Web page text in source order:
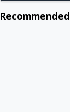
Recommended